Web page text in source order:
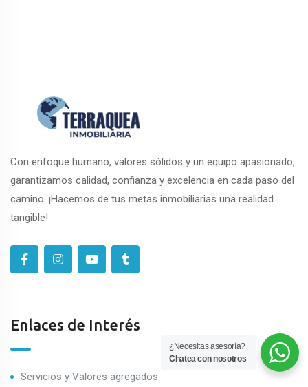
Con enfoque humano, valores sólidos y un equipo apasionado,
garantizamos calidad, confianza y excelencia en cada paso del
camino. ¡Hacemos de tus metas inmobiliarias una realidad
tangible!
Enlaces de Interés
Servicios y Valores agregados
¿Necesitas asesoría?
Chatea con nosotros